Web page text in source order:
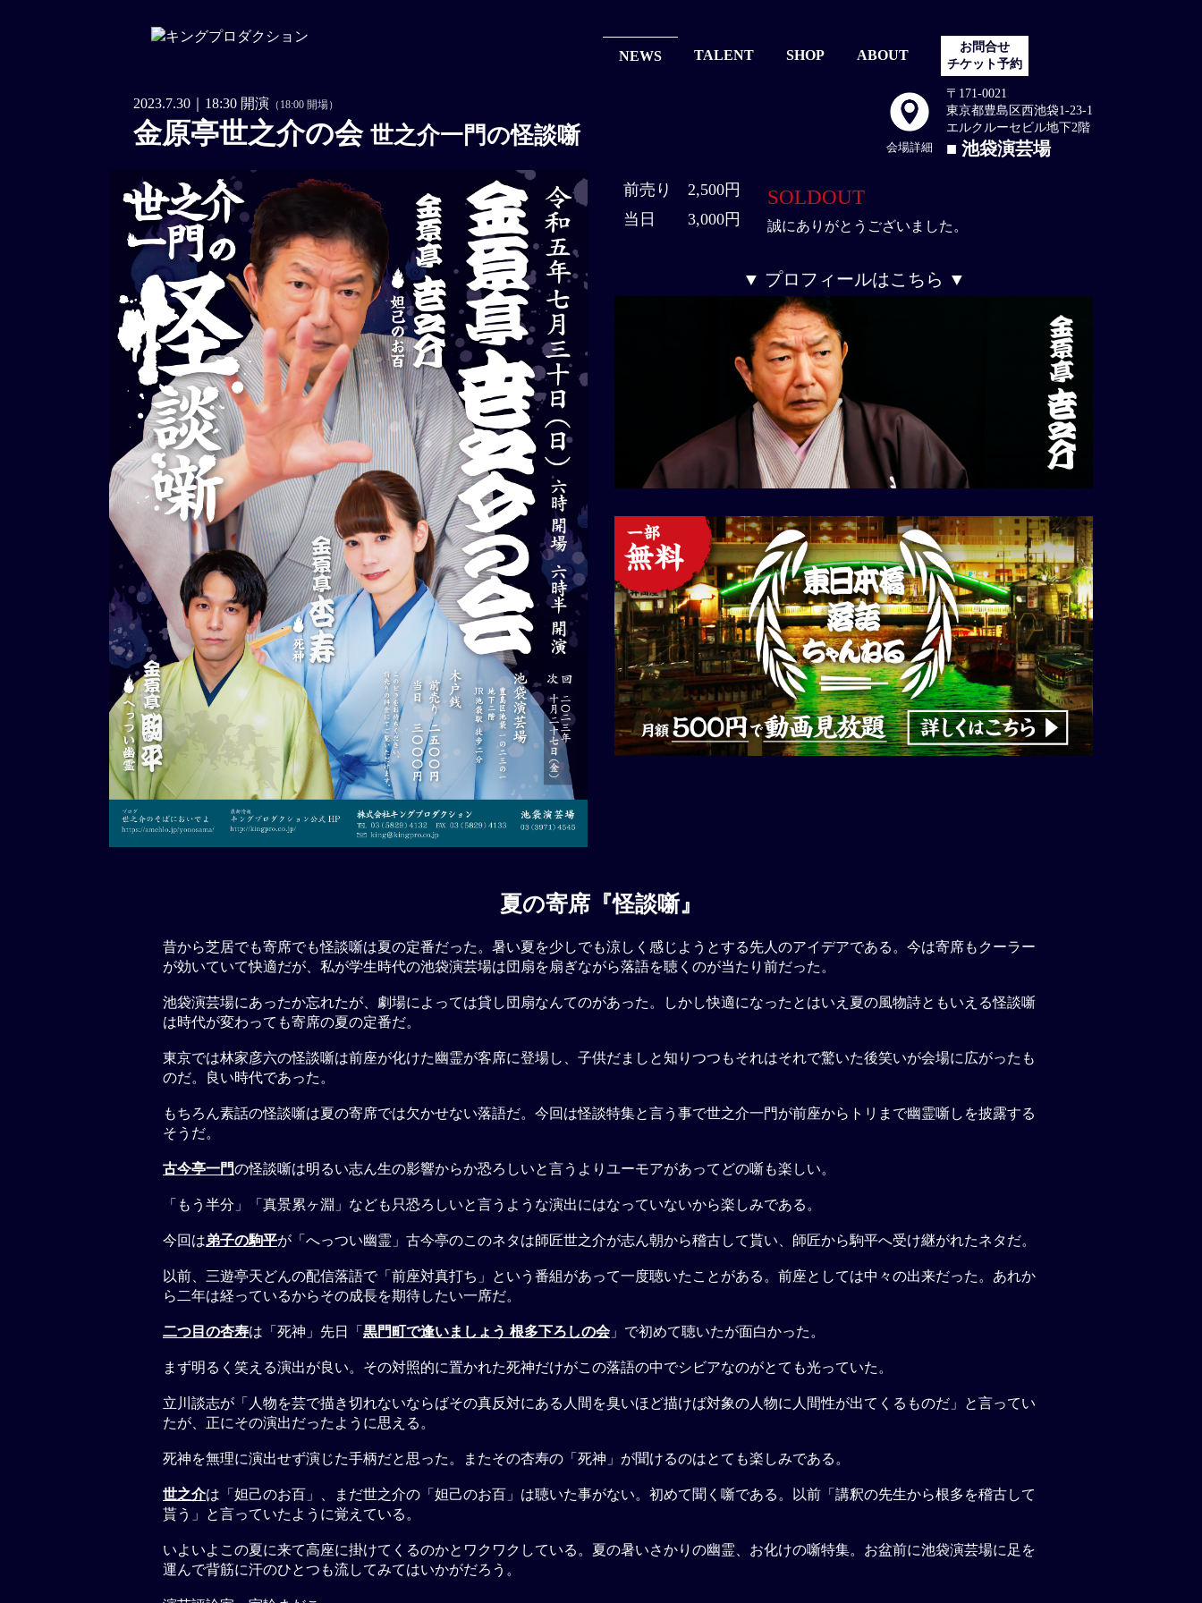
NEWS TALENT SHOP ABOUT
お問合せ
チケット予約
2023.7.30｜18:30 開演 （18:00 開場）
金原亭世之介の会 世之介一門の怪談噺 会場詳細
〒171-0021
東京都豊島区西池袋1-23-1
エルクルーセビル地下2階
池袋演芸場
前売り
2,500円
当日
3,000円
SOLDOUT
誠にありがとうございました。
▼ プロフィールはこちら ▼
夏の寄席『怪談噺』
昔から芝居でも寄席でも怪談噺は夏の定番だった。暑い夏を少しでも涼しく感じようとする先人のアイデアである。今は寄席もクーラー
が効いていて快適だが、私が学生時代の池袋演芸場は団扇を扇ぎながら落語を聴くのが当たり前だった。
池袋演芸場にあったか忘れたが、劇場によっては貸し団扇なんてのがあった。しかし快適になったとはいえ夏の風物詩ともいえる怪談噺
は時代が変わっても寄席の夏の定番だ。
東京では林家彦六の怪談噺は前座が化けた幽霊が客席に登場し、子供だましと知りつつもそれはそれで驚いた後笑いが会場に広がったも
のだ。良い時代であった。
もちろん素話の怪談噺は夏の寄席では欠かせない落語だ。今回は怪談特集と言う事で世之介一門が前座からトリまで幽霊噺しを披露する
そうだ。
古今亭一門の怪談噺は明るい志ん生の影響からか恐ろしいと言うよりユーモアがあってどの噺も楽しい。
「もう半分」「真景累ヶ淵」なども只恐ろしいと言うような演出にはなっていないから楽しみである。
今回は弟子の駒平が「へっつい幽霊」古今亭のこのネタは師匠世之介が志ん朝から稽古して貰い、師匠から駒平へ受け継がれたネタだ。
以前、三遊亭天どんの配信落語で「前座対真打ち」という番組があって一度聴いたことがある。前座としては中々の出来だった。あれか
ら二年は経っているからその成長を期待したい一席だ。
二つ目の杏寿は「死神」先日「 黒門町で逢いましょう 根多下ろしの会」で初めて聴いたが面白かった。
まず明るく笑える演出が良い。その対照的に置かれた死神だけがこの落語の中でシビアなのがとても光っていた。
立川談志が「人物を芸で描き切れないならばその真反対にある人間を臭いほど描けば対象の人物に人間性が出てくるものだ」と言ってい
たが、正にその演出だったように思える。
死神を無理に演出せず演じた手柄だと思った。またその杏寿の「死神」が聞けるのはとても楽しみである。
世之介は「妲己のお百」、まだ世之介の「妲己のお百」は聴いた事がない。初めて聞く噺である。以前「講釈の先生から根多を稽古して
貰う」と言っていたように覚えている。
いよいよこの夏に来て高座に掛けてくるのかとワクワクしている。夏の暑いさかりの幽霊、お化けの噺特集。お盆前に池袋演芸場に足を
運んで背筋に汗のひとつも流してみてはいかがだろう。